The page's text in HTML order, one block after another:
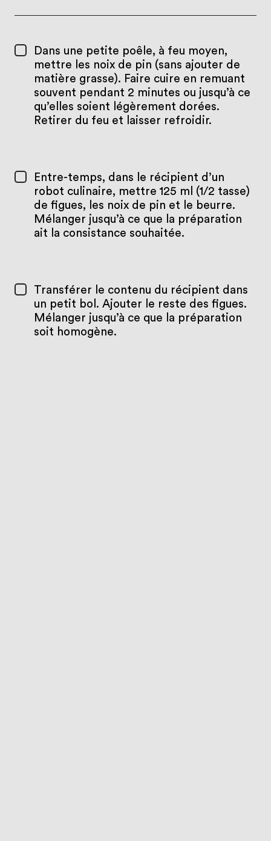
Dans une petite poêle, à feu moyen,
mettre les noix de pin (sans ajouter de
matière grasse). Faire cuire en remuant
souvent pendant 2 minutes ou jusqu’à ce
qu’elles soient légèrement dorées.
Retirer du feu et laisser refroidir.
Entre-temps, dans le récipient d’un
robot culinaire, mettre 125 ml (1/2 tasse)
de figues, les noix de pin et le beurre.
Mélanger jusqu’à ce que la préparation
ait la consistance souhaitée.
Transférer le contenu du récipient dans
un petit bol. Ajouter le reste des figues.
Mélanger jusqu’à ce que la préparation
soit homogène.